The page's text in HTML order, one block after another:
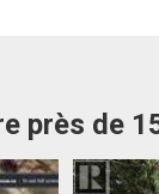
près de